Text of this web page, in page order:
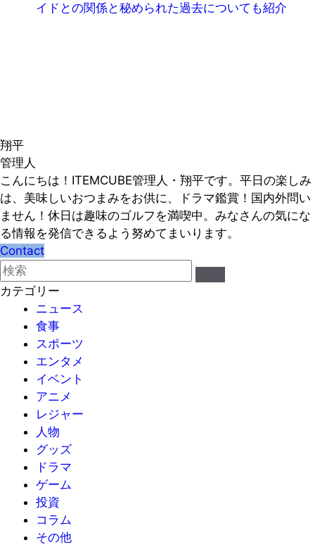
イドとの関係と秘められた過去についても紹介
翔平
管理人
こんにちは！ITEMCUBE管理人・翔平です。平日の楽しみ
は、美味しいおつまみをお供に、ドラマ鑑賞！国内外問い
ません！休日は趣味のゴルフを満喫中。みなさんの気にな
る情報を発信できるよう努めてまいります。
Contact
カテゴリー
ニュース
食事
スポーツ
エンタメ
イベント
アニメ
レジャー
人物
グッズ
ドラマ
ゲーム
投資
コラム
その他